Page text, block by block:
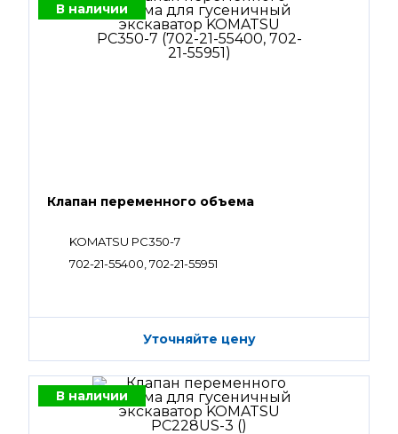
В наличии
Клапан переменного объема
KOMATSU PC350-7
702-21-55400, 702-21-55951
Уточняйте цену
В наличии